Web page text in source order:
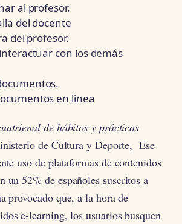
al profesor.
del docente
del profesor.
con los demás
en linea
de hábitos y prácticas
de Cultura y Deporte, Ese
uso de plataformas de contenidos
un 52% de españoles suscritos a
provocado que, a la hora de
e-learning, los usuarios busquen